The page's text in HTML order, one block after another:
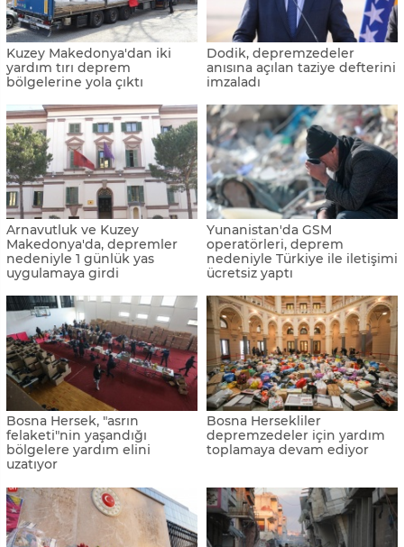
Kuzey Makedonya'dan iki
yardım tırı deprem
bölgelerine yola çıktı
Dodik, depremzedeler
anısına açılan taziye defterini
imzaladı
Arnavutluk ve Kuzey
Makedonya'da, depremler
nedeniyle 1 günlük yas
uygulamaya girdi
Yunanistan'da GSM
operatörleri, deprem
nedeniyle Türkiye ile iletişimi
ücretsiz yaptı
Bosna Hersek, "asrın
felaketi"nin yaşandığı
bölgelere yardım elini
uzatıyor
Bosna Hersekliler
depremzedeler için yardım
toplamaya devam ediyor